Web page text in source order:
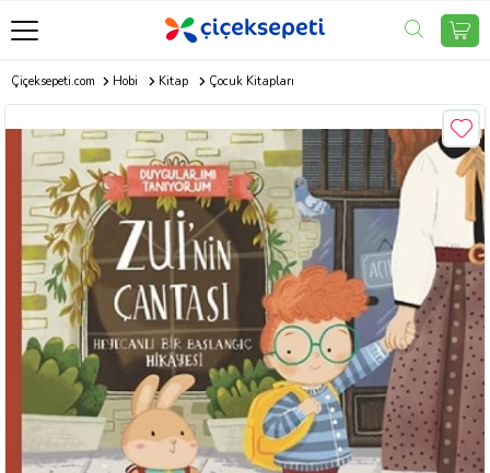
Çiçeksepeti.com Hobi Kitap Çocuk Kitapları